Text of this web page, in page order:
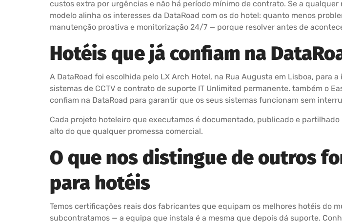
custos extra por urgências e não há período mínimo de contrato. Se a
modelo alinha os interesses da DataRoad com os do hotel: quanto menos
manutenção proativa e monitorização 24/7 — porque resolver antes de
Hotéis que já confiam na
A DataRoad foi escolhida pelo LX Arch Hotel, na Rua Augusta em Lisboa,
sistemas de CCTV e contrato de suporte IT Unlimited permanente. também o
confiam na DataRoad para garantir que os seus sistemas funcionam sem
Cada projeto hoteleiro que executamos é documentado, publicado e
alto do que qualquer promessa comercial.
O que nos distingue de outros
para hotéis
Temos certificações reais dos fabricantes que equipam os melhores hotéis do
subcontratamos — a equipa que instala é a mesma que depois dá suporte.